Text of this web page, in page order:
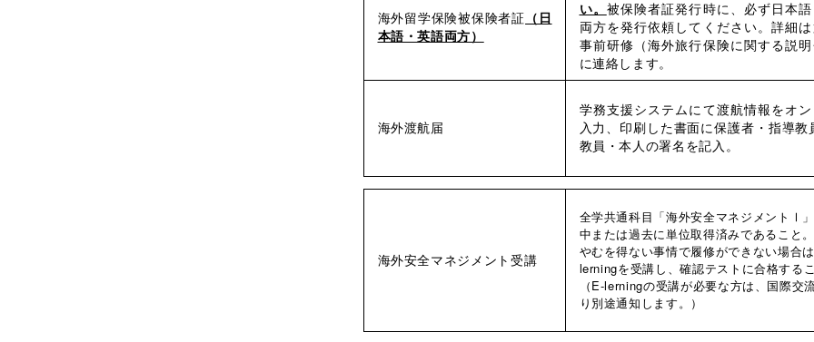
海外留学保険被保険者証 （日
本語・英語両方）
い。 被保険者証発行時に、必ず日本
両方を発行依頼してください。詳細
事前研修（海外旅行保険に関する説
に連絡します。
海外渡航届
学務支援システムにて渡航情報をオ
入力、印刷した書面に保護者・指導教
教員・本人の署名を記入。
海外安全マネジメント受講
全学共通科目「海外安全マネジメントⅠ
中または過去に単位取得済みであること。
やむを得ない事情で履修ができない場合
lerningを受講し、確認テストに合格するこ
（E-lerningの受講が必要な方は、国際交
り別途通知します。）